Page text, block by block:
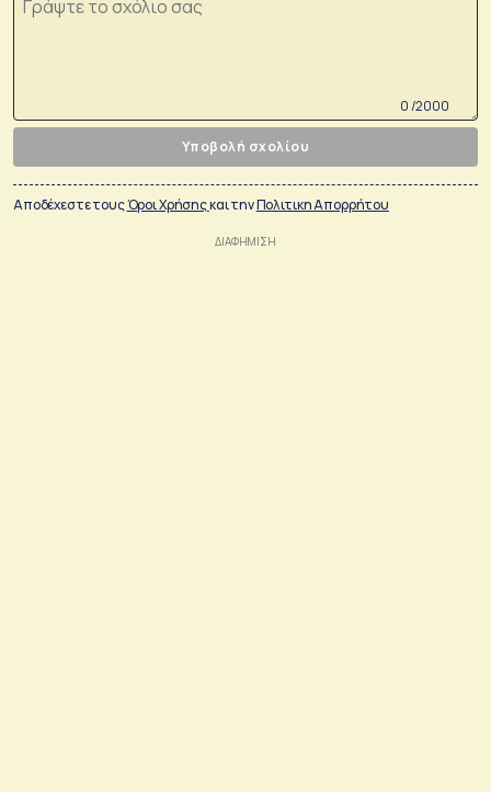
0 /2000
Υποβολή σχολίου
Αποδέχεστε τουςΌροι Χρήσηςκαι τηνΠολιτικη Απορρήτου